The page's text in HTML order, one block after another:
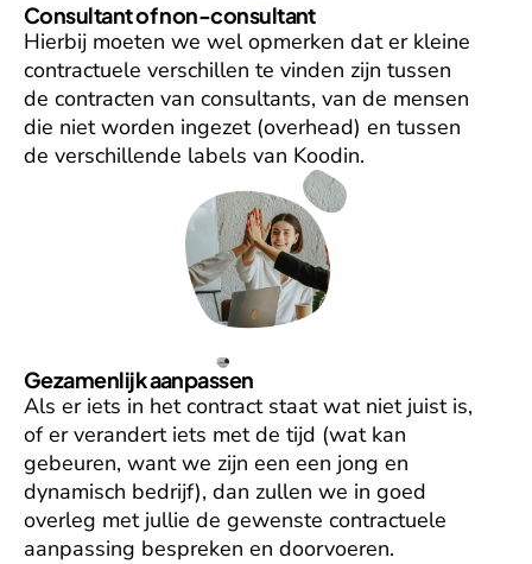
Consultant of non-consultant
Hierbij moeten we wel opmerken dat er kleine
contractuele verschillen te vinden zijn tussen
de contracten van consultants, van de mensen
die niet worden ingezet (overhead) en tussen
de verschillende labels van Koodin.
Gezamenlijk aanpassen
Als er iets in het contract staat wat niet juist is,
of er verandert iets met de tijd (wat kan
gebeuren, want we zijn een een jong en
dynamisch bedrijf), dan zullen we in goed
overleg met jullie de gewenste contractuele
aanpassing bespreken en doorvoeren.